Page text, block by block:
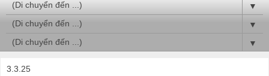
▼
▼
▼
3.3.25